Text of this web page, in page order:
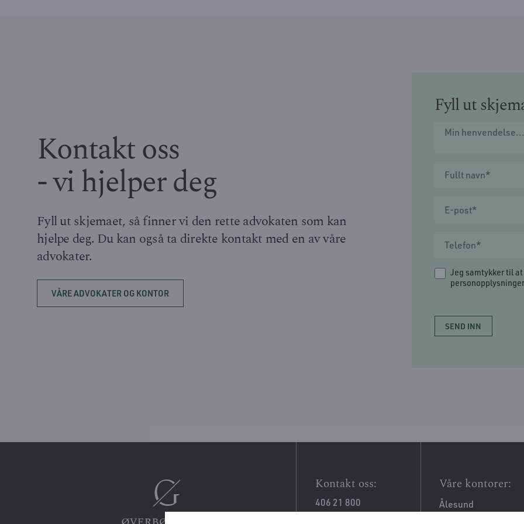
Kontakt oss
- vi hjelper deg
Fyll ut skjemaet, så finner vi den rette advokaten som kan
hjelpe deg. Du kan også ta direkte kontakt med en av våre
advokater.
VÅRE ADVOKATER OG KONTOR
Fyll ut
Jeg samtykker til
Kontakt oss:
406 21 800
Våre kontorer:
Ålesund